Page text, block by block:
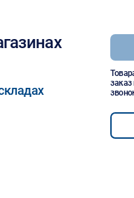
заказ